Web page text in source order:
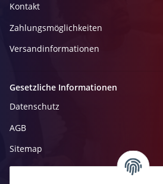
Kontakt
Zahlungsmöglichkeiten
Versandinformationen
Gesetzliche Informationen
Datenschutz
AGB
Sitemap
Impressum